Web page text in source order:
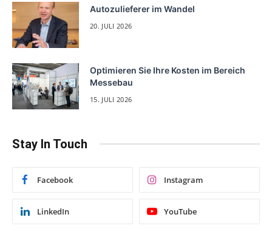
Autozulieferer im Wandel
20. JULI 2026
Optimieren Sie Ihre Kosten im Bereich
Messebau
15. JULI 2026
Stay In Touch
Facebook Instagram
LinkedIn YouTube